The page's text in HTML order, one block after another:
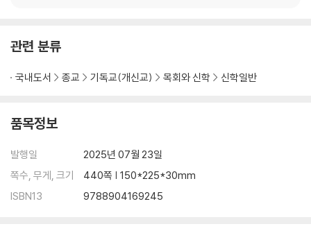
관련 분류
국내도서 종교 기독교(개신교) 목회와 신학 신학일반
품목정보
발행일
2025년 07월 23일
쪽수, 무게, 크기
440쪽 | 150*225*30mm
ISBN13
9788904169245